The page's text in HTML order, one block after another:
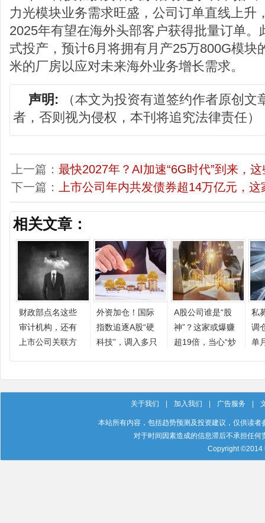
力光模块业务需求旺盛，公司订单直线上升
2025年有望在海外头部客户获得批量订单
式投产，预计6月将拥有月产25万800G模块
米的厂房以应对未来海外业务增长需求。
声明:
（本文为投资有道签约作者原创
者，否则视为侵权，本刊将追究法律责任）
上一篇： 最快2027年？AI加速“6G时代”到来，这
下一篇：
上市公司年内共发债券超14万亿元，
相关文章：
财政部点名这些
审计机构，还有
上市公司关联方
外资加仓！国际
指数追逐A股“硬
科技”，调入多只
A股公司谁是“股
神”？这家或爆赚
超19倍，当心“炒
私
调
单
关于我们 加入我们 广告服务
本站所有内容，包括趋势预测及投资建议，仅供读
对于时间因素造成的信息滞后不承担任
Copyright ©2014